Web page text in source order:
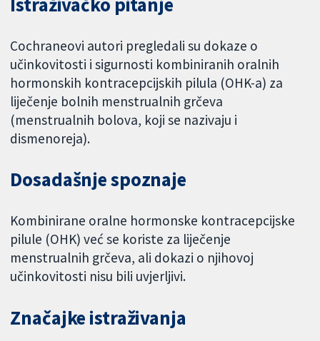
Cochraneovi autori pregledali su dokaze o
učinkovitosti i sigurnosti kombiniranih oralnih
hormonskih kontracepcijskih pilula (OHK-a) za
liječenje bolnih menstrualnih grčeva
(menstrualnih bolova, koji se nazivaju i
dismenoreja).
Dosadašnje spoznaje
Kombinirane oralne hormonske kontracepcijske
pilule (OHK) već se koriste za liječenje
menstrualnih grčeva, ali dokazi o njihovoj
učinkovitosti nisu bili uvjerljivi.
Značajke istraživanja